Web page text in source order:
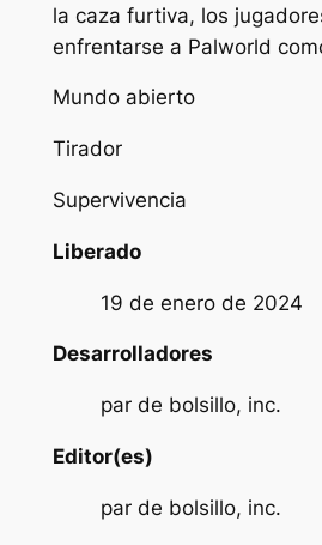
la caza furtiva, los
enfrentarse a Palworld
Mundo abierto
Tirador
Supervivencia
Liberado
19 de enero de 2024
Desarrolladores
par de bolsillo, inc.
Editor(es)
par de bolsillo, inc.